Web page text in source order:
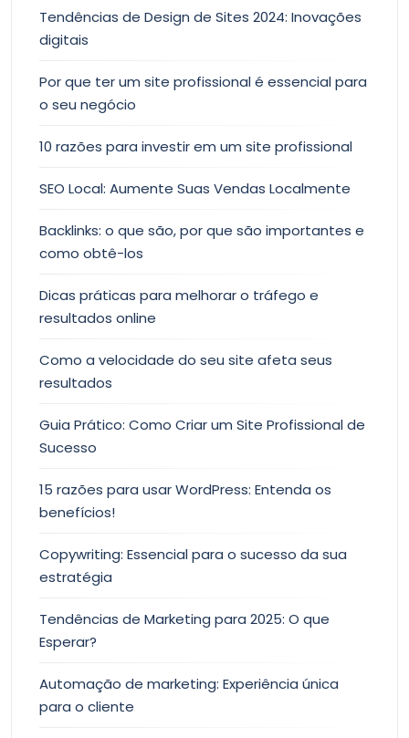
Tendências de Design de Sites 2024: Inovações
digitais
Por que ter um site profissional é essencial para
o seu negócio
10 razões para investir em um site profissional
SEO Local: Aumente Suas Vendas Localmente
Backlinks: o que são, por que são importantes e
como obtê-los
Dicas práticas para melhorar o tráfego e
resultados online
Como a velocidade do seu site afeta seus
resultados
Guia Prático: Como Criar um Site Profissional de
Sucesso
15 razões para usar WordPress: Entenda os
benefícios!
Copywriting: Essencial para o sucesso da sua
estratégia
Tendências de Marketing para 2025: O que
Esperar?
Automação de marketing: Experiência única
para o cliente